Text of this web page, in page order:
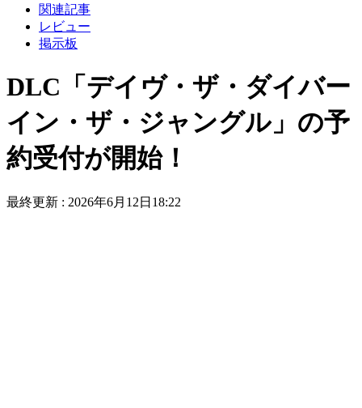
関連記事
レビュー
掲示板
DLC「デイヴ・ザ・ダイバー
イン・ザ・ジャングル」の予
約受付が開始！
最終更新 : 2026年6月12日18:22